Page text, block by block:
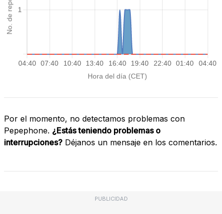
Por el momento, no detectamos problemas con
Pepephone. ¿Estás teniendo problemas o
interrupciones? Déjanos un mensaje en los comentarios.
PUBLICIDAD